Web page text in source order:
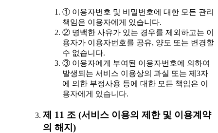
① 이용자번호 및 비밀번호에 대한 모든 관리
책임은 이용자에게 있습니다.
② 명백한 사유가 있는 경우를 제외하고는 이
용자가 이용자번호를 공유, 양도 또는 변경할
수 없습니다.
③ 이용자에게 부여된 이용자번호에 의하여
발생되는 서비스 이용상의 과실 또는 제3자
에 의한 부정사용 등에 대한 모든 책임은 이
용자에게 있습니다.
제 11 조 (서비스 이용의 제한 및 이용계약
의 해지)